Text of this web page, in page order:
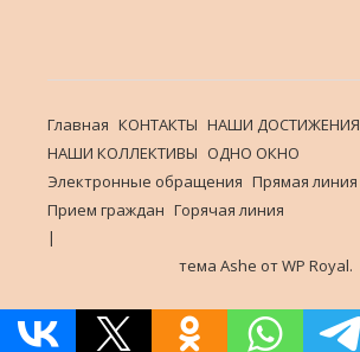
Главная КОНТАКТЫ НАШИ ДОСТИЖЕНИЯ
НАШИ КОЛЛЕКТИВЫ ОДНО ОКНО
Электронные обращения Прямая линия
Прием граждан Горячая линия
тема Ashe отWP Royal.